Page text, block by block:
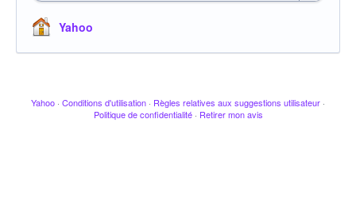
Yahoo
Yahoo · Conditions d'utilisation · Règles relatives aux suggestions utilisateur ·
Politique de confidentialité · Retirer mon avis